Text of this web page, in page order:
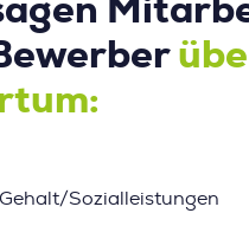
Gehalt/Sozialleistungen